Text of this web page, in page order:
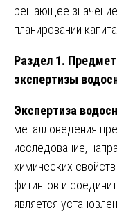
решающее
планировании
Раздел 1.
экспертизы
Экспертиза
металловедения
исследование,
химических
фитингов и
является